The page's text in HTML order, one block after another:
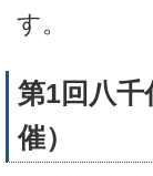
す。
第1回八千
催）